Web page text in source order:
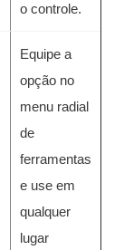
o controle.
Equipe a
opção no
menu radial
de
ferramentas
e use em
qualquer
lugar